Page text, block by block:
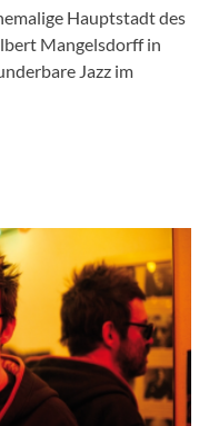
Hauptstadt des
Mangelsdorff in
Jazz im